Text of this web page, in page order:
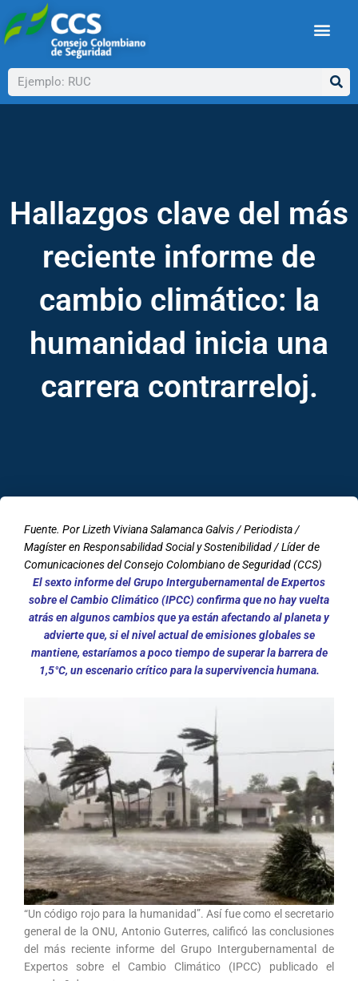
al
contenido
Buscar
Hallazgos clave del más
reciente informe de
cambio climático: la
humanidad inicia una
carrera contrarreloj.
Fuente. Por Lizeth Viviana Salamanca Galvis / Periodista /
Magíster en Responsabilidad Social y Sostenibilidad / Líder de
Comunicaciones del Consejo Colombiano de Seguridad (CCS)
El sexto informe del Grupo Intergubernamental de Expertos
sobre el Cambio Climático (IPCC) confirma que no hay vuelta
atrás en algunos cambios que ya están afectando al planeta y
advierte que, si el nivel actual de emisiones globales se
mantiene, estaríamos a poco tiempo de superar la barrera de
1,5°C, un escenario crítico para la supervivencia humana.
“Un código rojo para la humanidad”. Así fue como el secretario
general de la ONU, Antonio Guterres, calificó las conclusiones
del más reciente informe del Grupo Intergubernamental de
Expertos sobre el Cambio Climático (IPCC) publicado el